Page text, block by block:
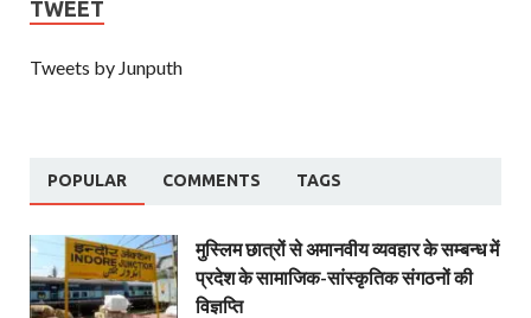
TWEET
Tweets by Junputh
POPULAR COMMENTS TAGS
मुस्लिम छात्रों से अमानवीय व्यवहार के सम्बन्ध में
प्रदेश के सामाजिक-सांस्कृतिक संगठनों की
विज्ञप्ति